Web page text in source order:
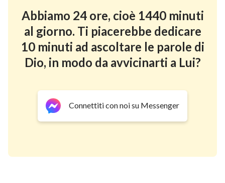
qualcuno part-time. Mi si illuminarono gli occhi e dissi
subito: “Ci provo”. Dopo le lezioni andai alla pizzeria. Il
proprietario mi disse che sarei stata in prova per una
settimana, e che se avessi lavorato bene mi avrebbe
assunta. Pensando che ottenere quel lavoro mi
retta e la camera, e che questo mi avrebbe permesso
di sistemarmi e studiare in quel paese, mi sentii felice
anche se quella prima settimana non avrei percepito
Abbiamo 24 ore, cioè 1440 minuti
al giorno. Ti piacerebbe dedicare
10 minuti ad ascoltare le parole di
Dio, in modo da avvicinarti a Lui?
Connettiti con noi su Messenger